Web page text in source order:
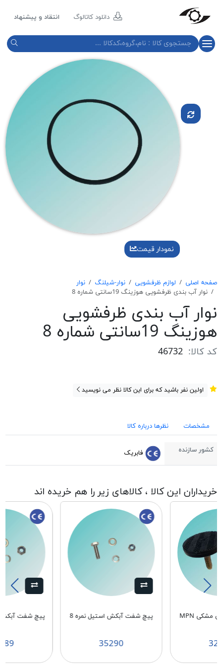
دانلود کاتالوگ انتقاد و پیشنهاد
نمودار قیمت
صفحه اصلی لوازم ظرفشویی نوار-شیلنگ
نوار
نوار آب بندی ظرفشويی هوزينگ 19سانتی شماره 8
نوار آب بندی ظرفشويی
هوزينگ 19سانتی شماره 8
کد کالا: 46732
اولین نفر باشید که برای این کالا نظر می نویسید
مشخصات نظرها درباره کالا
کشور سازنده فابریک
خریداران این کالا ، کالاهای زیر را هم خریده اند
پایه دنده ریز پهن مشکی MPN
پیچ شفت آبکش استیل نمره 8
35290
پیچ شفت آبکش